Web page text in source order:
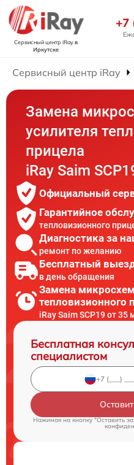
Сервисный центр iRayв
Иркутске
+7
Сервисный центр iRay
Замена
усилителя
прицела
iRay Saim
Официальный
Гарантийное
тепловизионного
Диагностика за
ремонт по желанию
Бесплатный
в день обращения
Замена
тепловизионного
iRay Saim SCP19 от 35
Бесплатная
специалистом
Нажимая на кнопку "Оставить